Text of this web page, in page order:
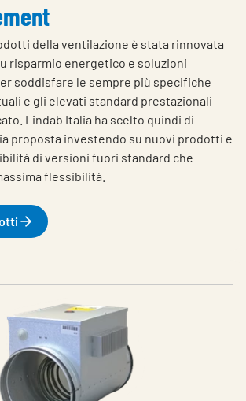
della ventilazione è stata rinnovata
risparmio energetico e soluzioni
soddisfare le sempre più specifiche
e gli elevati standard prestazionali
Lindab Italia ha scelto quindi di
proposta investendo su nuovi prodotti e
di versioni fuori standard che
flessibilità.